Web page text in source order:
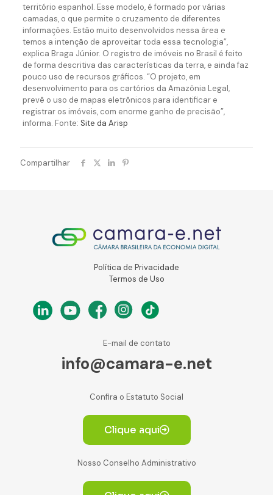
território espanhol. Esse modelo, é formado por várias
camadas, o que permite o cruzamento de diferentes
informações. Estão muito desenvolvidos nessa área e
temos a intenção de aproveitar toda essa tecnologia”,
explica Braga Júnior. O registro de imóveis no Brasil é feito
de forma descritiva das características da terra, e ainda faz
pouco uso de recursos gráficos. “O projeto, em
desenvolvimento para os cartórios da Amazônia Legal,
prevê o uso de mapas eletrônicos para identificar e
registrar os imóveis, com enorme ganho de precisão”,
informa. Fonte: Site da Arisp
Compartilhar
Política de Privacidade
Termos de Uso
E-mail de contato
info@camara-e.net
Confira o Estatuto Social
Clique aqui
Nosso Conselho Administrativo